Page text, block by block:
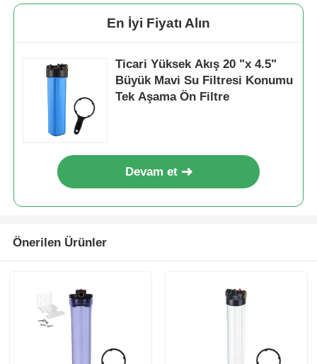
En İyi Fiyatı Alın
Ticari Yüksek Akış 20 "x 4.5"
Büyük Mavi Su Filtresi Konumu
Tek Aşama Ön Filtre
Devam et
Önerilen Ürünler